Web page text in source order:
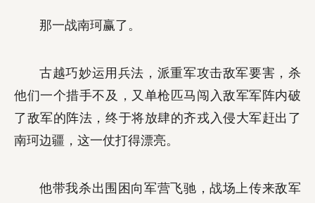
那一战南珂赢了。
古越巧妙运用兵法，派重军攻击敌军要害，杀
他们一个措手不及，又单枪匹马闯入敌军军阵内破
了敌军的阵法，终于将放肆的齐戎入侵大军赶出了
南珂边疆，这一仗打得漂亮。
他带我杀出围困向军营飞驰，战场上传来敌军